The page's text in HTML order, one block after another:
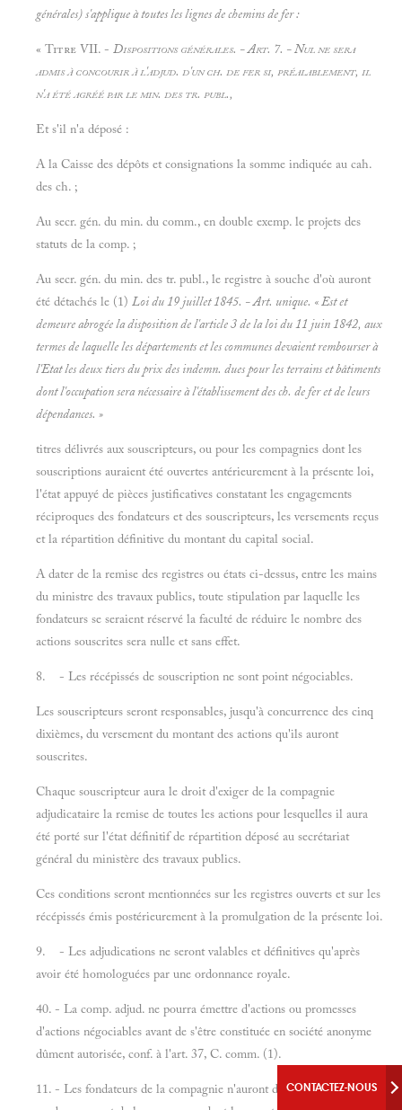
générales) s'applique à toutes les lignes de chemins de fer :
« Titre VII. - Dispositions générales. - Art. 7. - Nul ne sera
admis à concourir à l'adjud. d'un ch. de fer si, préalablement, il
n'a été agréé par le min. des tr. publ.,
Et s'il n'a déposé :
A la Caisse des dépôts et consignations la somme indiquée au cah.
des ch. ;
Au secr. gén. du min. du comm., en double exemp. le projets des
statuts de la comp. ;
Au secr. gén. du min. des tr. publ., le registre à souche d'où auront
été détachés le (1) Loi du 19 juillet 1845. - Art. unique. « Est et
demeure abrogée la disposition de l'article 3 de la loi du 11 juin 1842, aux
termes de laquelle les départements et les communes devaient rembourser à
l'Etat les deux tiers du prix des indemn. dues pour les terrains et bâtiments
dont l'occupation sera nécessaire à l'établissement des ch. de fer et de leurs
dépendances. »
titres délivrés aux souscripteurs, ou pour les compagnies dont les
souscriptions auraient été ouvertes antérieurement à la présente loi,
l'état appuyé de pièces justificatives constatant les engagements
réciproques des fondateurs et des souscripteurs, les versements reçus
et la répartition définitive du montant du capital social.
A dater de la remise des registres ou états ci-dessus, entre les mains
du ministre des travaux publics, toute stipulation par laquelle les
fondateurs se seraient réservé la faculté de réduire le nombre des
actions souscrites sera nulle et sans effet.
8. - Les récépissés de souscription ne sont point négociables.
Les souscripteurs seront responsables, jusqu'à concurrence des cinq
dixièmes, du versement du montant des actions qu'ils auront
souscrites.
Chaque souscripteur aura le droit d'exiger de la compagnie
adjudicataire la remise de toutes les actions pour lesquelles il aura
été porté sur l'état définitif de répartition déposé au secrétariat
général du ministère des travaux publics.
Ces conditions seront mentionnées sur les registres ouverts et sur les
récépissés émis postérieurement à la promulgation de la présente loi.
9. - Les adjudications ne seront valables et définitives qu'après
avoir été homologuées par une ordonnance royale.
40. - La comp. adjud. ne pourra émettre d'actions ou promesses
d'actions négociables avant de s'être constituée en société anonyme
dûment autorisée, conf. à l'art. 37, C. comm. (1).
11. - Les fondateurs de la compagnie n'auront droit qu'auCONTACTEZ-NOUS